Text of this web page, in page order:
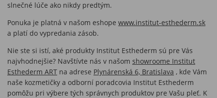
slnečné lúče ako nikdy predtým.
Ponuka je platná v našom eshope www.institut-esthederm.sk
a platí do vypredania zásob.
Nie ste si istí, aké produkty Institut Esthederm sú pre Vás
najvhodnejšie? Navštívte nás v našom showroome Institut
Esthederm ART na adrese Plynárenská 6, Bratislava , kde Vám
naše kozmetičky a odborní poradcovia Institut Esthederm
pomôžu pri výbere tých správnych produktov pre Vašu pleť. K